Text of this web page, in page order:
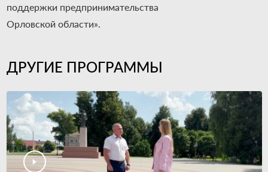
поддержки предпринимательства
Орловской области».
ДРУГИЕ ПРОГРАММЫ